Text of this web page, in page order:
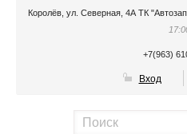
Королёв, ул. Северная, 4А ТК
+7(963)
Вход